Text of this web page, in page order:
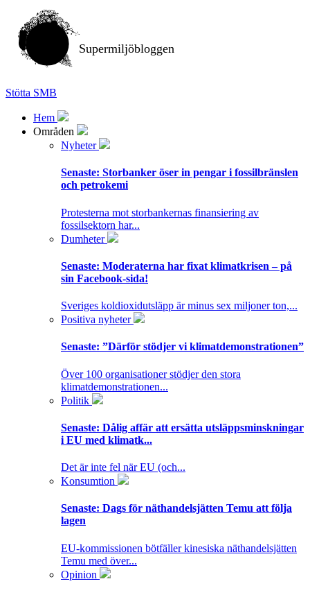
Supermiljöbloggen
Stötta SMB
Hem
Områden
Nyheter
Senaste: Storbanker öser in pengar i fossilbränslen
och petrokemi
Protesterna mot storbankernas finansiering av
fossilsektorn har...
Dumheter
Senaste: Moderaterna har fixat klimatkrisen – på
sin Facebook-sida!
Sveriges koldioxidutsläpp är minus sex miljoner ton,...
Positiva nyheter
Senaste: ”Därför stödjer vi klimatdemonstrationen”
Över 100 organisationer stödjer den stora
klimatdemonstrationen...
Politik
Senaste: Dålig affär att ersätta utsläppsminskningar
i EU med klimatk...
Det är inte fel när EU (och...
Konsumtion
Senaste: Dags för näthandelsjätten Temu att följa
lagen
EU-kommissionen bötfäller kinesiska näthandelsjätten
Temu med över...
Opinion